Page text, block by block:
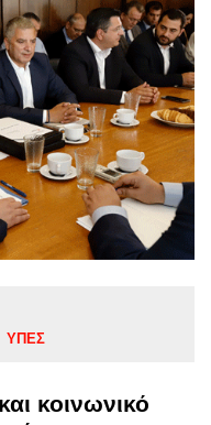
ΥΠΕΣ
κοινωνικό